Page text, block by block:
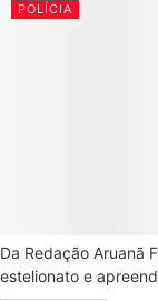
POLÍCIA
Da Redação Aruanã
estelionato e